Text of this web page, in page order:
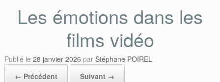
Les émotions dans les
films vidéo
Publié le 28 janvier 2026 par Stéphane POIREL
← Précédent
Suivant →